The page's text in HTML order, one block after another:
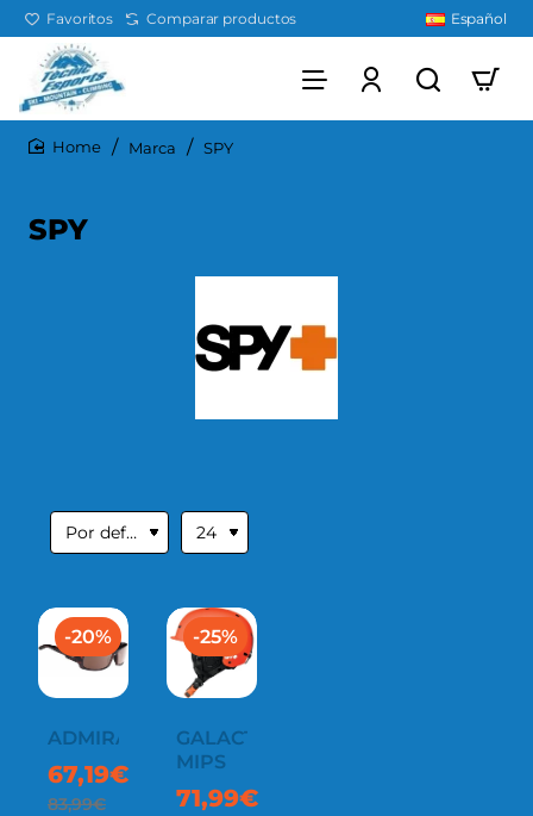
Favoritos Comparar productos Español
Marca SPY
SPY
-20%
ADMIRAL
67,19€
83,99€
-25%
GALACTIC
MIPS
71,99€